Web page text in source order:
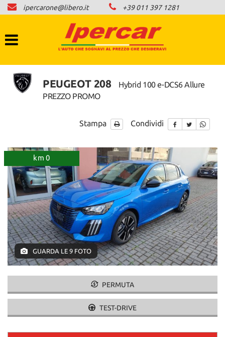
HOME
LISTA VEICOLI
COMPRO AUTO IN CONTANTI
AREA COMMERCIANTI
ipercarone@libero.it +39 011 397 1281
PEUGEOT 208
Hybrid 100 e-DCS6 Allure
PREZZO PROMO
Stampa Condividi
km 0
GUARDA LE 9 FOTO
PERMUTA
TEST-DRIVE